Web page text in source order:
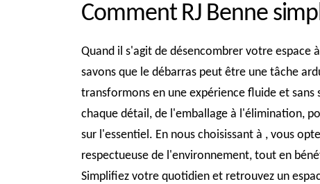
Comment RJ Benne
Quand il s'agit de désencombrer votre espace
savons que le débarras peut être une tâche
transformons en une expérience fluide et
chaque détail, de l'emballage à l'élimination,
sur l'essentiel. En nous choisissant à , vous
respectueuse de l'environnement, tout en
Simplifiez votre quotidien et retrouvez un